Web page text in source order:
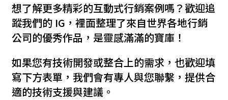
想了解更多精彩的互動式行銷案例嗎？歡迎追
蹤我們的 IG，裡面整理了來自世界各地行銷
公司的優秀作品，是靈感滿滿的寶庫！
如果您有技術開發或整合上的需求，也歡迎填
寫下方表單，我們會有專人與您聯繫，提供合
適的技術支援與建議。